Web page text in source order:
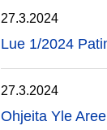
27.3.2024
Lue 1/2024
27.3.2024
Ohjeita Yle